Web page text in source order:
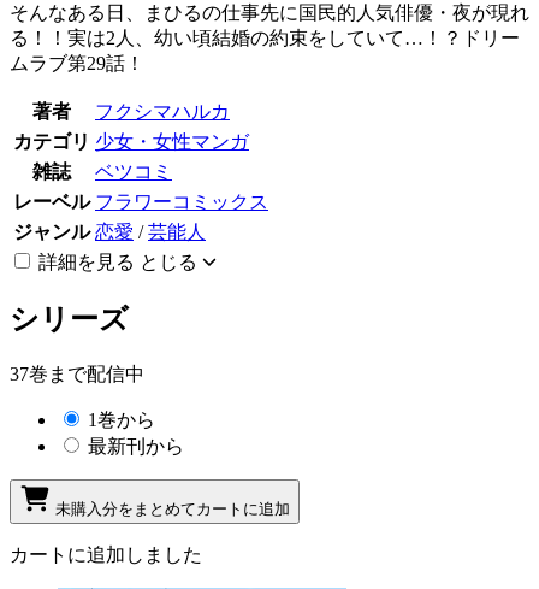
そんなある日、まひるの仕事先に国民的人気俳優・夜が現れ
る！！実は2人、幼い頃結婚の約束をしていて…！？ドリー
ムラブ第29話！
著者
フクシマハルカ
カテゴリ 少女・女性マンガ
雑誌
ベツコミ
レーベル フラワーコミックス
ジャンル 恋愛 /芸能人
詳細を見る とじる
シリーズ
37巻まで配信中
1巻から
最新刊から
未購入分をまとめてカートに追加
カートに追加しました